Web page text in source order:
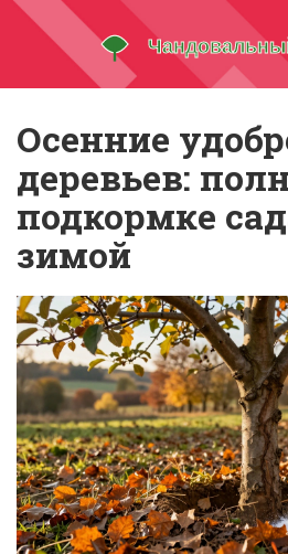
Осенние
деревьев:
подкормке
зимой